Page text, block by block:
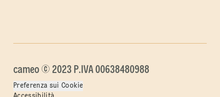
cameo © 2023 P.IVA 00638480988
Preferenza sui Cookie